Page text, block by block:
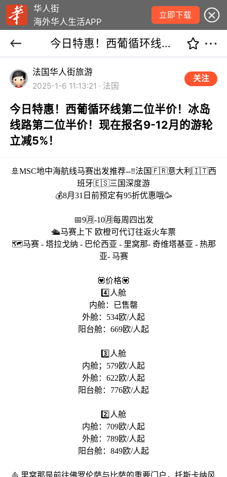
华人街
海外华人生活APP
立即下载
今日特惠！西葡循环线第二位半价！冰岛线路第二位半价！现在报名9-12月的游轮立减5%！
法国华人街旅游
2025-1-6 11:13:21 · 法国
关注
今日特惠！西葡循环线第二位半价！冰岛
线路第二位半价！现在报名9-12月的游轮
立减5%！
🚢MSC地中海航线马赛出发推荐--‼️法国🇫🇷意大利🇮🇹西
班牙🇪🇸三国深度游
💰8月31日前预定有95折优惠哦🥳
📅9🈷️-10🈷️每周四出发
🛳️马赛上下 欧橙可代订往返火车票
🗺️马赛 - 塔拉戈纳 - 巴伦西亚 - 里窝那- 奇维塔基亚 - 热那
亚- 马赛
💟价格💟
4️⃣人舱
内舱：已售罄
外舱：534欧/人起
阳台舱：669欧/人起
3️⃣人舱
内舱；579欧/人起
外舱：622欧/人起
阳台舱：776欧/人起
2️⃣人舱
内舱：709欧/人起
外舱：789欧/人起
阳台舱：849欧/人起
⛵ 里窝那是前往佛罗伦萨与比萨的重要门户，托斯卡纳风